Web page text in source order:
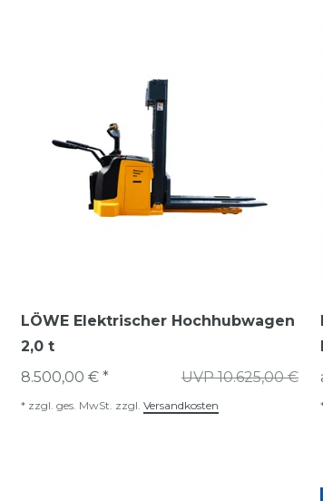
LÖWE Elektrischer Hochhubwagen
2,0 t
UVP 10.625,00 €
8.500,00 € *
* zzgl. ges. MwSt. zzgl. Versandkosten